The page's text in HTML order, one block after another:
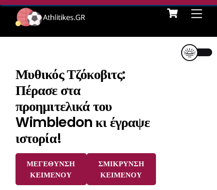
Skip
content
Cart
Μυθικός Τζόκοβιτς:
Πέρασε στα
προημιτελικά του
Wimbledon κι έγραψε
ιστορία!
ΜΕΓΕΘΥΝΣΗ
ΚΕΙΜΕΝΟΥ
ΣΜΙΚΡΥΝΣΗ
ΚΕΙΜΕΝΟΥ